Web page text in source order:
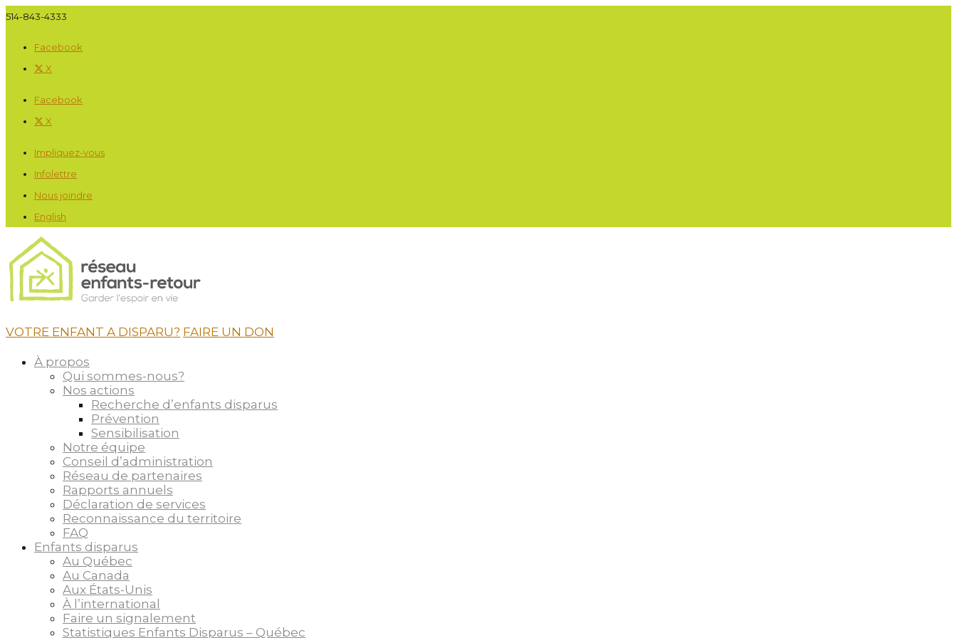
514-843-4333
Facebook
X
Facebook
X
Impliquez-vous
Infolettre
Nous joindre
English
VOTRE ENFANT A DISPARU? FAIRE UN DON
À propos
Qui sommes-nous?
Nos actions
Recherche d’enfants disparus
Prévention
Sensibilisation
Notre équipe
Conseil d’administration
Réseau de partenaires
Rapports annuels
Déclaration de services
Reconnaissance du territoire
FAQ
Enfants disparus
Au Québec
Au Canada
Aux États-Unis
À l’international
Faire un signalement
Statistiques Enfants Disparus – Québec